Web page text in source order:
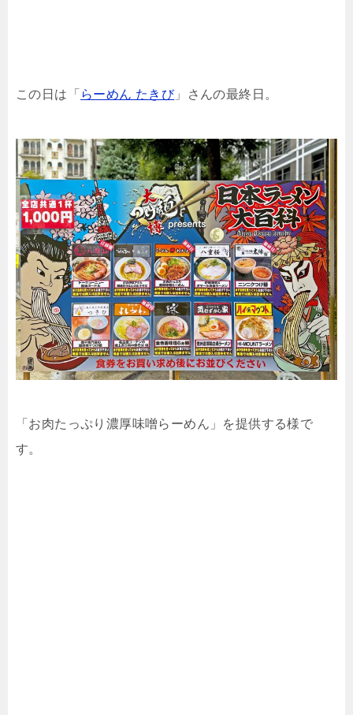
この日は「 らーめん たきび」さんの最終日。
「お肉たっぷり濃厚味噌らーめん」を提供する様で
す。